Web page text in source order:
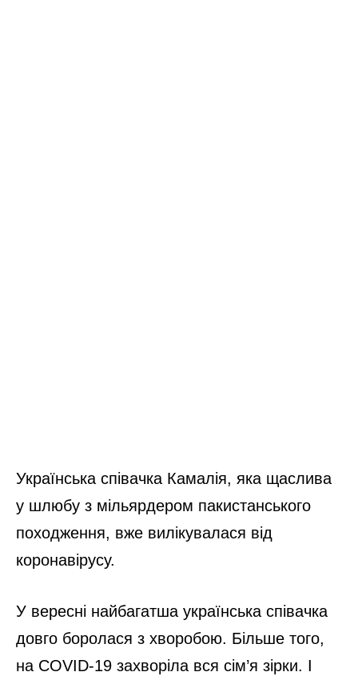
Українська співачка Камалія, яка щаслива
у шлюбу з мільярдером пакистанського
походження, вже вилікувалася від
коронавірусу.
У вересні найбагатша українська співачка
довго боролася з хворобою. Більше того,
на COVID-19 захворіла вся сім’я зірки. І